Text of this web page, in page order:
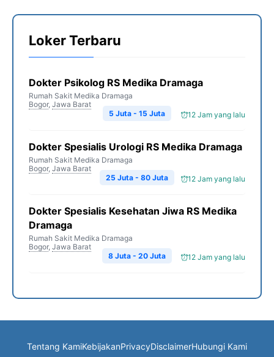
Loker Terbaru
Dokter Psikolog RS Medika Dramaga
Rumah Sakit Medika Dramaga
Bogor, Jawa Barat
12 Jam yang lalu
5 Juta - 15 Juta
Dokter Spesialis Urologi RS Medika Dramaga
Rumah Sakit Medika Dramaga
Bogor, Jawa Barat
12 Jam yang lalu
25 Juta - 80 Juta
Dokter Spesialis Kesehatan Jiwa RS Medika
Dramaga
Rumah Sakit Medika Dramaga
Bogor, Jawa Barat
12 Jam yang lalu
8 Juta - 20 Juta
Tentang KamiKebijakanPrivacyDisclaimerHubungi Kami